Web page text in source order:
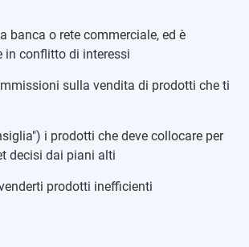
banca o rete commerciale, ed è
in conflitto di interessi
sulla vendita di prodotti che ti
i prodotti che deve collocare per
decisi dai piani alti
prodotti inefficienti